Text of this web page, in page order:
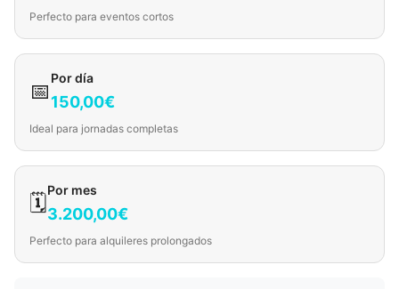
Perfecto para eventos cortos
📅
Por día
150,00€
Ideal para jornadas completas
🗓️
Por mes
3.200,00€
Perfecto para alquileres prolongados